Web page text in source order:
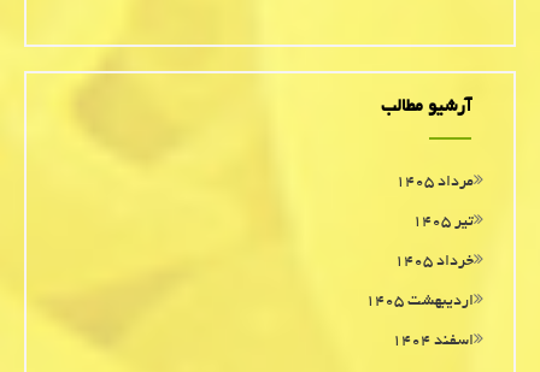
آرشیو مطالب
مرداد ۱۴۰۵
تیر ۱۴۰۵
خرداد ۱۴۰۵
اردیبهشت ۱۴۰۵
اسفند ۱۴۰۴